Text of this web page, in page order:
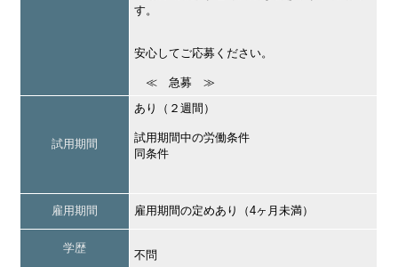
す。
安心してご応募ください。
≪ 急募 ≫
試用期間
あり（２週間）
試用期間中の労働条件
同条件
雇用期間 雇用期間の定めあり（4ヶ月未満）
学歴
不問